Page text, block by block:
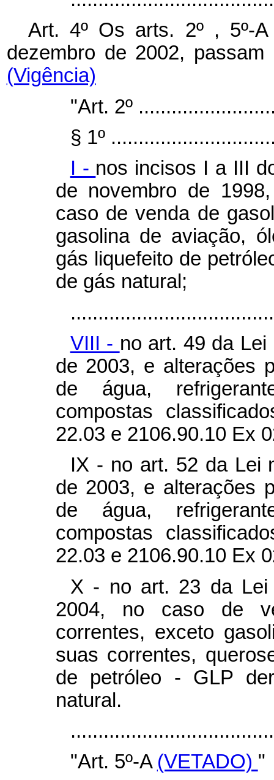
Art. 4º Os arts. 2º , 5º-
dezembro de 2002,
(Vigência)
"Art. 2º
§ 1º
I - nos incisos I a III
de novembro de
caso de venda de
gasolina de aviação,
gás liquefeito de
de gás natural;
VIII - no art. 49 da Lei
de 2003, e alterações
de água,
compostas
22.03 e 2106.90.10 Ex
IX - no art. 52 da Lei
de 2003, e alterações
de água,
compostas
22.03 e 2106.90.10 Ex
X - no art. 23 da Lei
2004, no caso de
correntes, exceto
suas correntes,
de petróleo - GLP
natural.
"Art. 5º-A (VETADO) "